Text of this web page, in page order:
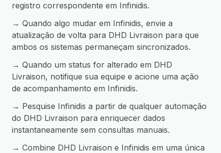
registro correspondente em Infinidis.
→ Quando algo mudar em Infinidis, envie a
atualização de volta para DHD Livraison para que
ambos os sistemas permaneçam sincronizados.
→ Quando um status for alterado em DHD
Livraison, notifique sua equipe e acione uma ação
de acompanhamento em Infinidis.
→ Pesquise Infinidis a partir de qualquer automação
do DHD Livraison para enriquecer dados
instantaneamente sem consultas manuais.
→ Combine DHD Livraison e Infinidis em uma única